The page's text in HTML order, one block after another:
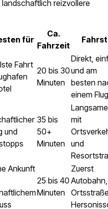
reizvollere
für
Ca.
Fahrzeit
Fahrt
20 bis 30
Minuten
Direkt,
und am
besten
einem Flug
und
35 bis
50+
Minuten
mit
und
Ankunft
25 bis 40
Minuten
Zuerst
Autobahn,